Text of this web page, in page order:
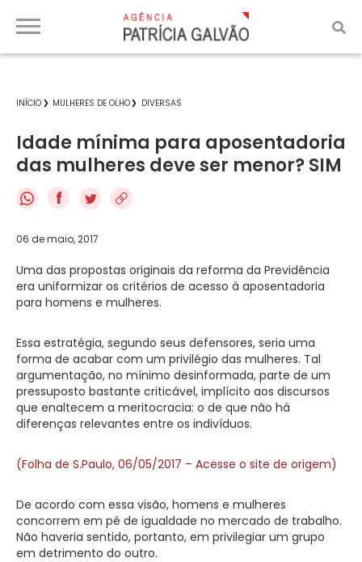
INÍCIO MULHERES DE OLHO DIVERSAS
Idade mínima para aposentadoria
das mulheres deve ser menor? SIM
f
06 de maio, 2017
Uma das propostas originais da reforma da Previdência
era uniformizar os critérios de acesso à aposentadoria
para homens e mulheres.
Essa estratégia, segundo seus defensores, seria uma
forma de acabar com um privilégio das mulheres. Tal
argumentação, no mínimo desinformada, parte de um
pressuposto bastante criticável, implícito aos discursos
que enaltecem a meritocracia: o de que não há
diferenças relevantes entre os indivíduos.
(Folha de S.Paulo, 06/05/2017 – Acesse o site de origem)
De acordo com essa visão, homens e mulheres
concorrem em pé de igualdade no mercado de trabalho.
Não haveria sentido, portanto, em privilegiar um grupo
em detrimento do outro.